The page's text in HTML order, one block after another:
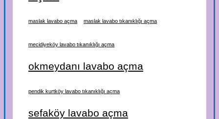
maslak lavabo açma maslak lavabo tıkanıklığı açma
mecidiyeköy lavabo tıkanıklığı açma
okmeydanı lavabo açma
pendik kurtköy lavabo tıkanıklığı açma
sefaköy lavabo açma